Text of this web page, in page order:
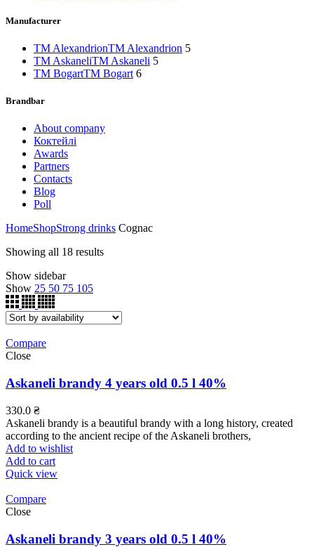
Manufacturer
TM AlexandrionTM Alexandrion 5
TM AskaneliTM Askaneli 5
TM BogartTM Bogart 6
Brandbar
About company
Коктейлі
Awards
Partners
Contacts
Blog
Poll
HomeShopStrong drinks Cognac
Showing all 18 results
Show sidebar
Show 25 50 75 105
Compare
Close
Askaneli brandy 4 years old 0.5 l 40%
330.0 ₴
Askaneli brandy is a beautiful brandy with a long history, created
according to the ancient recipe of the Askaneli brothers,
Add to wishlist
Add to cart
Quick view
Compare
Close
Askaneli brandy 3 years old 0.5 l 40%